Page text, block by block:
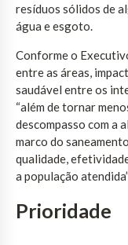
resíduos sólidos de
água e esgoto.
Conforme o
entre as áreas,
saudável entre os
“além de tornar
descompasso com a
marco do
qualidade,
a população
Prioridade